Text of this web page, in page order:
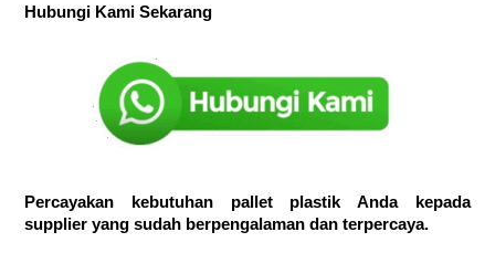
Hubungi Kami Sekarang
Percayakan kebutuhan pallet plastik Anda kepada
supplier yang sudah berpengalaman dan terpercaya.